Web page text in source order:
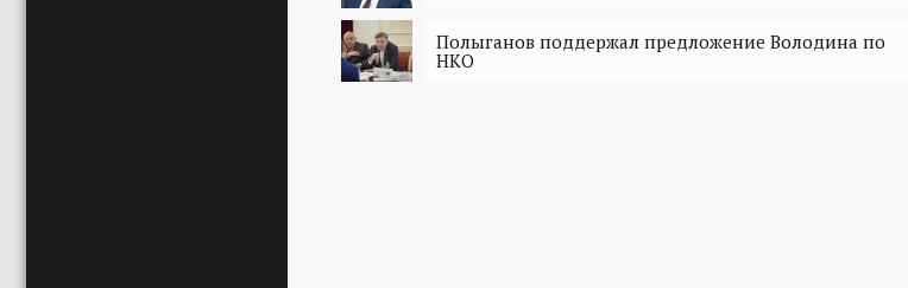
Полыганов поддержал предложение Володина по
НКО